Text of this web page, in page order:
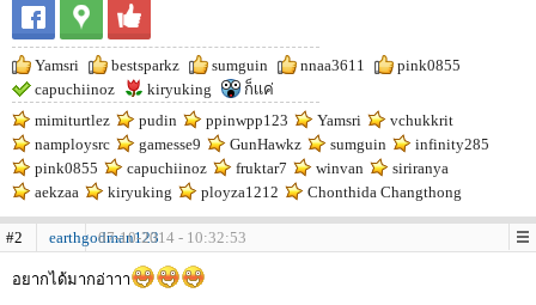
Yamsri bestsparkz sumguin nnaa3611
pink0855
capuchiinoz
kiryuking
ก็เเค่
mimiturtlez
pudin ppinwpp123 Yamsri
vchukkrit
namploysrc
gamesse9 GunHawkz sumguin
infinity285
pink0855
capuchiinoz fruktar7 winvan
siriranya
aekzaa
kiryuking ployza1212 Chonthida Changthong
#2 earthgodman123
07-10-2014 - 10:32:53
อยากได้มากอ่าาา